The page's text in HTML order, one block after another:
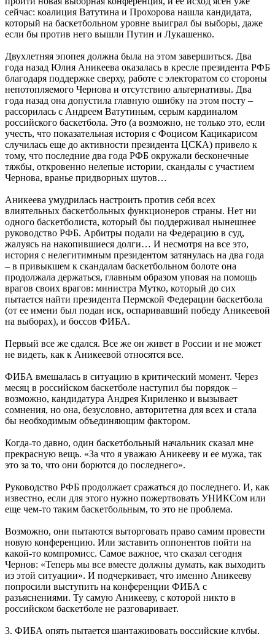
сейчас: коалиция Ватутина и Прохорова нашла кандидата,
который на баскетбольном уровне выиграл бы выборы, даже
если бы против него вышли Путин и Лукашенко.
Двухлетняя эпопея должна была на этом завершиться. Два
года назад Юлия Аникеева оказалась в кресле президента РФБ
благодаря поддержке сверху, работе с электоратом со стороны
непотопляемого Чернова и отсутствию альтернативы. Два
года назад она допустила главную ошибку на этом посту –
рассорилась с Андреем Ватутиным, серым кардиналом
российского баскетбола. Это (а возможно, не только это, если
учесть, что показательная история с Фоцисом Кацикарисом
случилась еще до активности президента ЦСКА) привело к
тому, что последние два года РФБ окружали бесконечные
тяжбы, откровенно нелепые истории, скандалы с участием
Чернова, вранье придворных шутов…
Аникеева умудрилась настроить против себя всех
влиятельных баскетбольных функционеров страны. Нет ни
одного баскетболиста, который бы поддерживал нынешнее
руководство РФБ. Арбитры подали на Федерацию в суд,
жалуясь на накопившиеся долги… И несмотря на все это,
история с нелегитимным президентом затянулась на два года
– в привыкшем к скандалам баскетбольном болоте она
продолжала держаться, главным образом уповая на помощь
врагов своих врагов: министра Мутко, который до сих
пытается найти президента Пермской Федерации баскетбола
(от ее имени был подан иск, оспаривавший победу Аникеевой
на выборах), и боссов ФИБА.
Первый все же сдался. Все же он живет в России и не может
не видеть, как к Аникеевой относятся все.
ФИБА вмешалась в ситуацию в критический момент. Через
месяц в российском баскетболе наступил бы порядок –
возможно, кандидатура Андрея Кириленко и вызывает
сомнения, но она, безусловно, авторитетна для всех и стала
бы необходимым объединяющим фактором.
Когда-то давно, один баскетбольный начальник сказал мне
прекрасную вещь. «За что я уважаю Аникееву и ее мужа, так
это за то, что они борются до последнего».
Руководство РФБ продолжает сражаться до последнего. И, как
известно, если для этого нужно пожертвовать УНИКСом или
еще чем-то таким баскетбольным, то это не проблема.
Возможно, они пытаются выторговать право самим провести
новую конференцию. Или заставить оппонентов пойти на
какой-то компромисс. Самое важное, что сказал сегодня
Чернов: «Теперь мы все вместе должны думать, как выходить
из этой ситуации». И подчеркивает, что именно Аникееву
попросили выступить на конференции ФИБА с
разъяснениями. Ту самую Аникееву, с которой никто в
российском баскетболе не разговаривает.
3. ФИБА опять пытается шантажировать российские клубы,